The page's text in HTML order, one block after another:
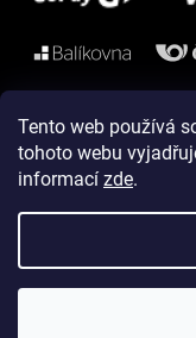
Tento web používá
tohoto webu
informací zde.
Instagram
Copyright 2026